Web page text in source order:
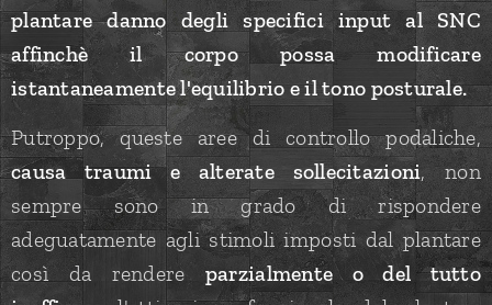
plantare danno degli specifici input al SNC
affinchè il corpo possa modificare
istantaneamente l'equilibrio e il tono posturale.
Putroppo, queste aree di controllo podaliche,
causa traumi e alterate sollecitazioni, non
sempre sono in grado di rispondere
adeguatamente agli stimoli imposti dal plantare
così da rendere parzialmente o del tutto